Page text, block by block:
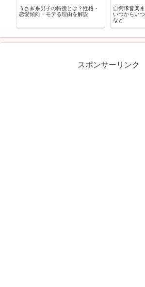
うさぎ系男子の特徴とは？性格・
恋愛傾向・モテる理由を解説
自衛隊音楽
いつからい
など
スポンサーリンク